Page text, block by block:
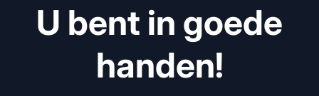
U bent in goede
handen!